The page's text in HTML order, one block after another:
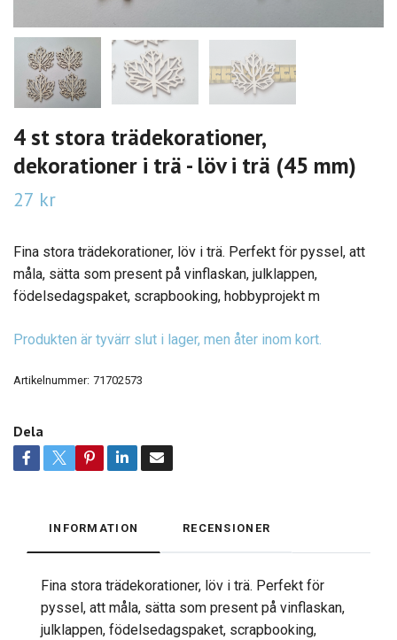
4 st stora trädekorationer,
dekorationer i trä - löv i trä (45 mm)
27 kr
Fina stora trädekorationer, löv i trä. Perfekt för pyssel, att
måla, sätta som present på vinflaskan, julklappen,
födelsedagspaket, scrapbooking, hobbyprojekt m
Produkten är tyvärr slut i lager, men åter inom kort.
Artikelnummer: 71702573
Dela
INFORMATION RECENSIONER
Fina stora trädekorationer, löv i trä. Perfekt för
pyssel, att måla, sätta som present på vinflaskan,
julklappen, födelsedagspaket, scrapbooking,